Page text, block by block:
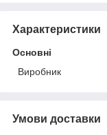
Характеристики
Основні
Виробник
Умови доставки